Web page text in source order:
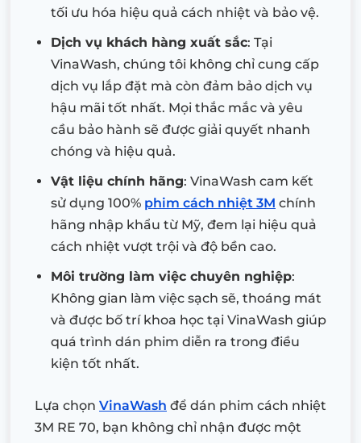
tối ưu hóa hiệu quả cách nhiệt và bảo vệ.
Dịch vụ khách hàng xuất sắc: Tại
VinaWash, chúng tôi không chỉ cung cấp
dịch vụ lắp đặt mà còn đảm bảo dịch vụ
hậu mãi tốt nhất. Mọi thắc mắc và yêu
cầu bảo hành sẽ được giải quyết nhanh
chóng và hiệu quả.
Vật liệu chính hãng: VinaWash cam kết
sử dụng 100% phim cách nhiệt 3M chính
hãng nhập khẩu từ Mỹ, đem lại hiệu quả
cách nhiệt vượt trội và độ bền cao.
Môi trường làm việc chuyên nghiệp:
Không gian làm việc sạch sẽ, thoáng mát
và được bố trí khoa học tại VinaWash giúp
quá trình dán phim diễn ra trong điều
kiện tốt nhất.
Lựa chọn VinaWash để dán phim cách nhiệt
3M RE 70, bạn không chỉ nhận được một